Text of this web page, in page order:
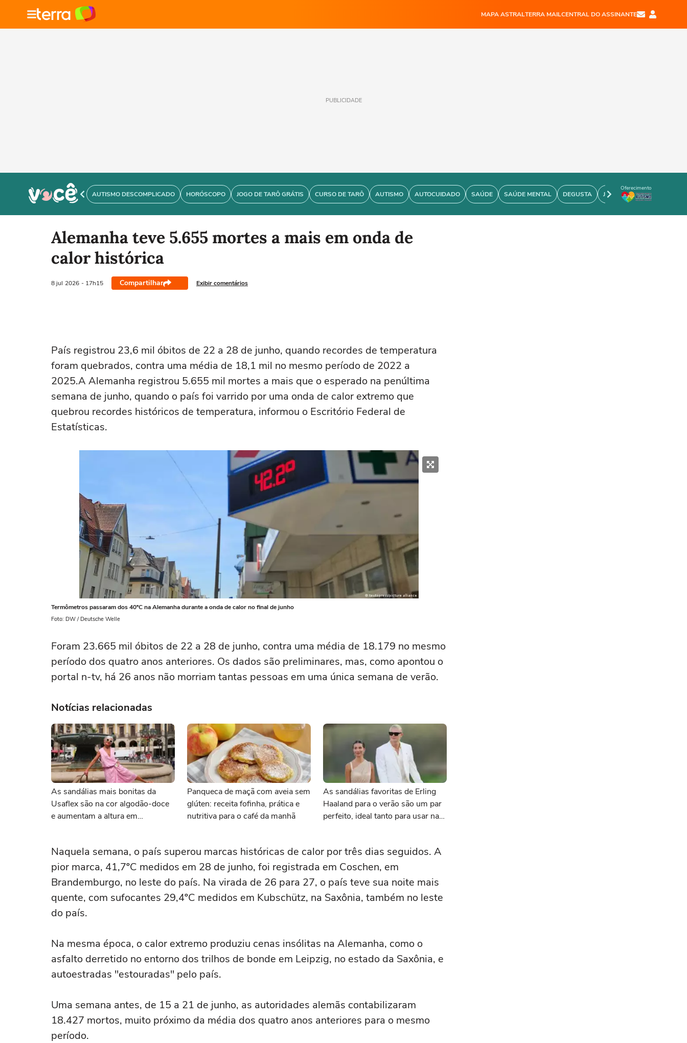
MAPA ASTRALTERRA MAILCENTRAL DO ASSINANTE
PUBLICIDADE
AUTISMO DESCOMPLICADO HORÓSCOPO JOGO DE TARÔ GRÁTIS CURSO DE TARÔ AUTISMO AUTOCUIDADO SAÚDE SAÚDE MENTAL DEGUSTA JOÃO BIDU PERSONARE
Oferecimento
Alemanha teve 5.655 mortes a mais em onda de
calor histórica
8 jul 2026 - 17h15 Compartilhar Exibir comentários
País registrou 23,6 mil óbitos de 22 a 28 de junho, quando recordes de temperatura
foram quebrados, contra uma média de 18,1 mil no mesmo período de 2022 a
2025.A Alemanha registrou 5.655 mil mortes a mais que o esperado na penúltima
semana de junho, quando o país foi varrido por uma onda de calor extremo que
quebrou recordes históricos de temperatura, informou o Escritório Federal de
Estatísticas.
Termômetros passaram dos 40ºC na Alemanha durante a onda de calor no final de junho
Foto: DW / Deutsche Welle
Foram 23.665 mil óbitos de 22 a 28 de junho, contra uma média de 18.179 no mesmo
período dos quatro anos anteriores. Os dados são preliminares, mas, como apontou o
portal n-tv, há 26 anos não morriam tantas pessoas em uma única semana de verão.
Notícias relacionadas
As sandálias mais bonitas da
Usaflex são na cor algodão-doce
e aumentam a altura em
Panqueca de maçã com aveia sem
glúten: receita fofinha, prática e
nutritiva para o café da manhã
As sandálias favoritas de Erling
Haaland para o verão são um par
perfeito, ideal tanto para usar na
Naquela semana, o país superou marcas históricas de calor por três dias seguidos. A
pior marca, 41,7ºC medidos em 28 de junho, foi registrada em Coschen, em
Brandemburgo, no leste do país. Na virada de 26 para 27, o país teve sua noite mais
quente, com sufocantes 29,4ºC medidos em Kubschütz, na Saxônia, também no leste
do país.
Na mesma época, o calor extremo produziu cenas insólitas na Alemanha, como o
asfalto derretido no entorno dos trilhos de bonde em Leipzig, no estado da Saxônia, e
autoestradas "estouradas" pelo país.
Uma semana antes, de 15 a 21 de junho, as autoridades alemãs contabilizaram
18.427 mortos, muito próximo da média dos quatro anos anteriores para o mesmo
período.